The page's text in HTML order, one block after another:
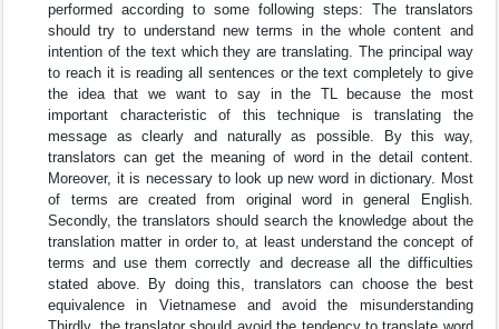
performed according to some following steps: The translators
should try to understand new terms in the whole content and
intention of the text which they are translating. The principal way
to reach it is reading all sentences or the text completely to give
the idea that we want to say in the TL because the most
important characteristic of this technique is translating the
message as clearly and naturally as possible. By this way,
translators can get the meaning of word in the detail content.
Moreover, it is necessary to look up new word in dictionary. Most
of terms are created from original word in general English.
Secondly, the translators should search the knowledge about the
translation matter in order to, at least understand the concept of
terms and use them correctly and decrease all the difficulties
stated above. By doing this, translators can choose the best
equivalence in Vietnamese and avoid the misunderstanding